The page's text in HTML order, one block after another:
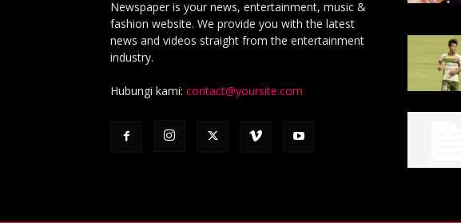
Newspaper is your news, entertainment, music &
fashion website. We provide you with the latest
news and videos straight from the entertainment
industry.
Hubungi kami: contact@yoursite.com